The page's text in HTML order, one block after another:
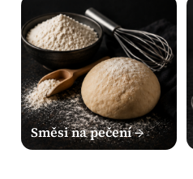
Směsi na pečení →